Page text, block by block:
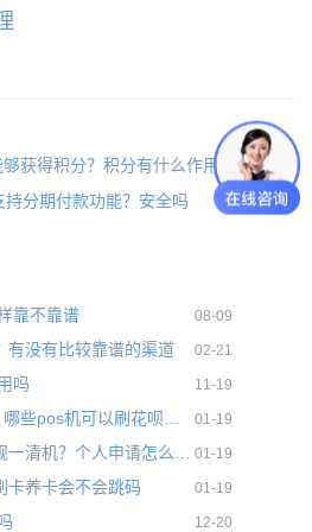
获得积分？积分有什么作用
易生支付
持分期付款功能？安全吗
靠不靠谱 08-09
有没有比较靠谱的渠道 02-21
吗 11-19
01-19
01-19
卡养卡会不会跳码 01-19
12-20